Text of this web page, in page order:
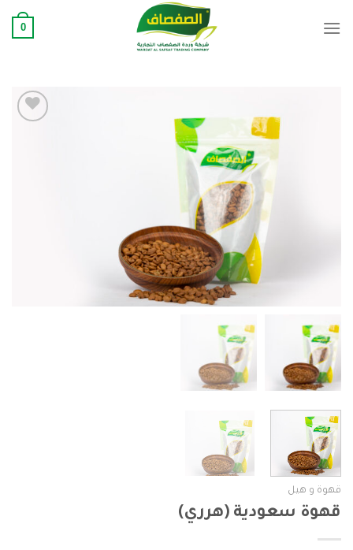
0
قهوة و هيل
قهوة سعودية (هرري)